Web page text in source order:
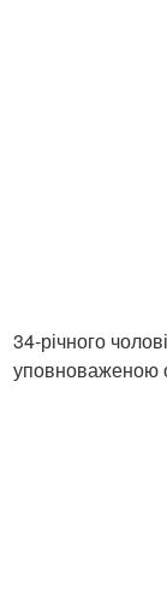
34-річного
уповноваженою